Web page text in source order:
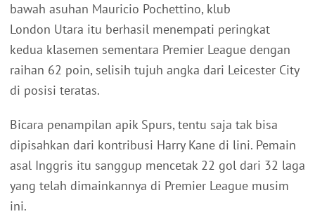
bawah asuhan Mauricio Pochettino, klub
London Utara itu berhasil menempati peringkat
kedua klasemen sementara Premier League dengan
raihan 62 poin, selisih tujuh angka dari Leicester City
di posisi teratas.
Bicara penampilan apik Spurs, tentu saja tak bisa
dipisahkan dari kontribusi Harry Kane di lini. Pemain
asal Inggris itu sanggup mencetak 22 gol dari 32 laga
yang telah dimainkannya di Premier League musim
ini.